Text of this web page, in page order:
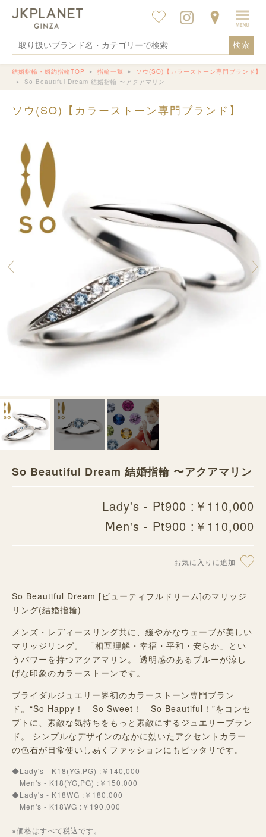
検索
結婚指輪・婚約指輪TOP 指輪一覧
ソウ(SO)【カラーストーン専門ブランド】
So Beautiful Dream 結婚指輪 〜アクアマリン
ソウ(SO)【カラーストーン専門ブランド】
So Beautiful Dream 結婚指輪 〜アクアマリン
Lady's - Pt900 :￥110,000
Ⅿen's - Pt900 :￥110,000
お気に入りに追加
So Beautiful Dream [ビューティフルドリーム]のマリッジ
リング(結婚指輪)
メンズ・レディースリング共に、緩やかなウェーブが美しい
マリッジリング。 「相互理解・幸福・平和・安らか」とい
うパワーを持つアクアマリン。 透明感のあるブルーが涼し
げな印象のカラーストーンです。
ブライダルジュエリー界初のカラーストーン専門ブラン
ド。“So Happy！ So Sweet！ So Beautiful！”をコンセ
プトに、素敵な気持ちをもっと素敵にするジュエリーブラン
ド。 シンプルなデザインのなかに効いたアクセントカラー
の色石が日常使いし易くファッションにもビッタリです。
◆Lady's - K18(YG,PG) :￥140,000
Men's - K18(YG,PG) :￥150,000
◆Lady's - K18WG :￥180,000
Men's - K18WG :￥190,000
※価格はすべて税込です。